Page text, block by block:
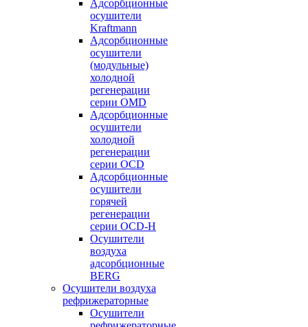
Адсорбционные
осушители
Kraftmann
Адсорбционные
осушители
(модульные)
холодной
регенерации
серии OMD
Адсорбционные
осушители
холодной
регенерации
серии OCD
Адсорбционные
осушители
горячей
регенерации
серии OСD-H
Осушители
воздуха
адсорбционные
BERG
Осушители воздуха
рефрижераторные
Осушители